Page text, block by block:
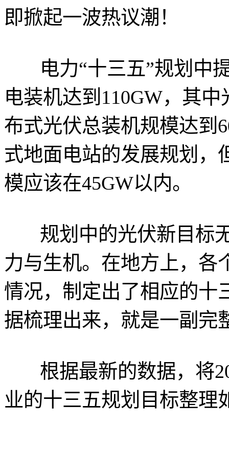
即掀起一波热议潮！
电力“十三五”规划中提
电装机达到110GW，其
布式光伏总装机规模达到
式地面电站的发展规划，
模应该在45GW以内。
规划中的光伏新目标无
力与生机。在地方上，各
情况，制定出了相应的十
据梳理出来，就是一副完
根据最新的数据，将
业的十三五规划目标整理